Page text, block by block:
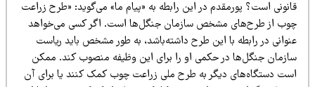
است؟ پورمقدم در این رابطه به «پیام ما» می‌گوید: «طرح زراعت
از طرح‌های مشخص سازمان جنگل‌ها است. اگر کسی می‌خواهد
در رابطه با این طرح داشته‌باشد، به طور مشخص باید ریاست
جنگل‌ها در حکمی او را برای این وظیفه منصوب کند. ممکن
دستگاه‌های دیگر به طرح ملی زراعت چوب کمک کنند یا برای آن